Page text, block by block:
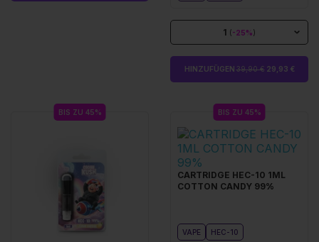
1 (-25%)
HINZUFÜGEN 39,90 € 29,93 €
BIS ZU 45% BIS ZU 45%
CARTRIDGE HEC-10 1ML
COTTON CANDY 99%
VAPE HEC-10